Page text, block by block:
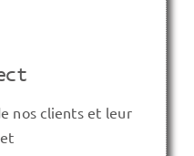
nos clients et leur